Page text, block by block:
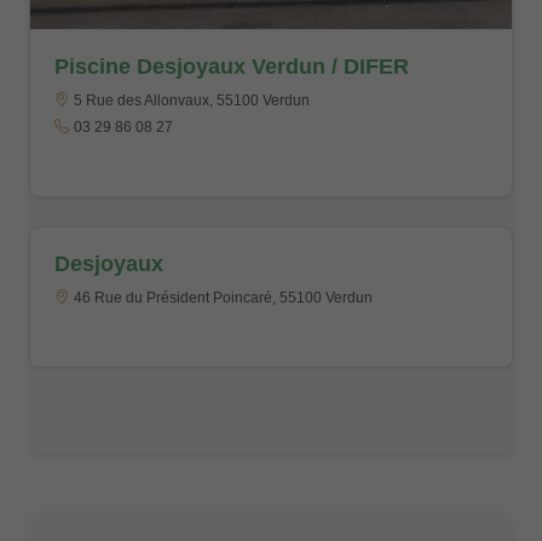
Piscine Desjoyaux Verdun / DIFER
5 Rue des Allonvaux, 55100 Verdun
03 29 86 08 27
Desjoyaux
46 Rue du Président Poincaré, 55100 Verdun